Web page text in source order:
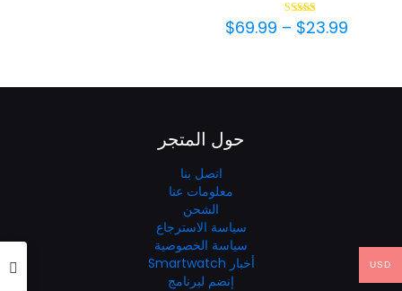
تم التقييم
4.69$23.99
–
$69.99
حول المتجر
اتصل بنا
معلومات عنا
الشحن
سياسة الاسترجاع
سياسة الخصوصية
أخبار Smartwatch
إنضم لبرنامج
USD